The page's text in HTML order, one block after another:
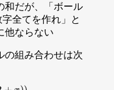
和だが、「ボール
全てを作れ」と
他ならない
の組み合わせは次